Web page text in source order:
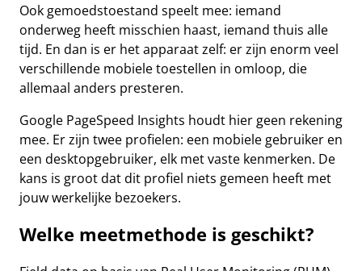
Ook gemoedstoestand speelt mee: iemand
onderweg heeft misschien haast, iemand thuis alle
tijd. En dan is er het apparaat zelf: er zijn enorm veel
verschillende mobiele toestellen in omloop, die
allemaal anders presteren.
Google PageSpeed Insights houdt hier geen rekening
mee. Er zijn twee profielen: een mobiele gebruiker en
een desktopgebruiker, elk met vaste kenmerken. De
kans is groot dat dit profiel niets gemeen heeft met
jouw werkelijke bezoekers.
Welke meetmethode is geschikt?